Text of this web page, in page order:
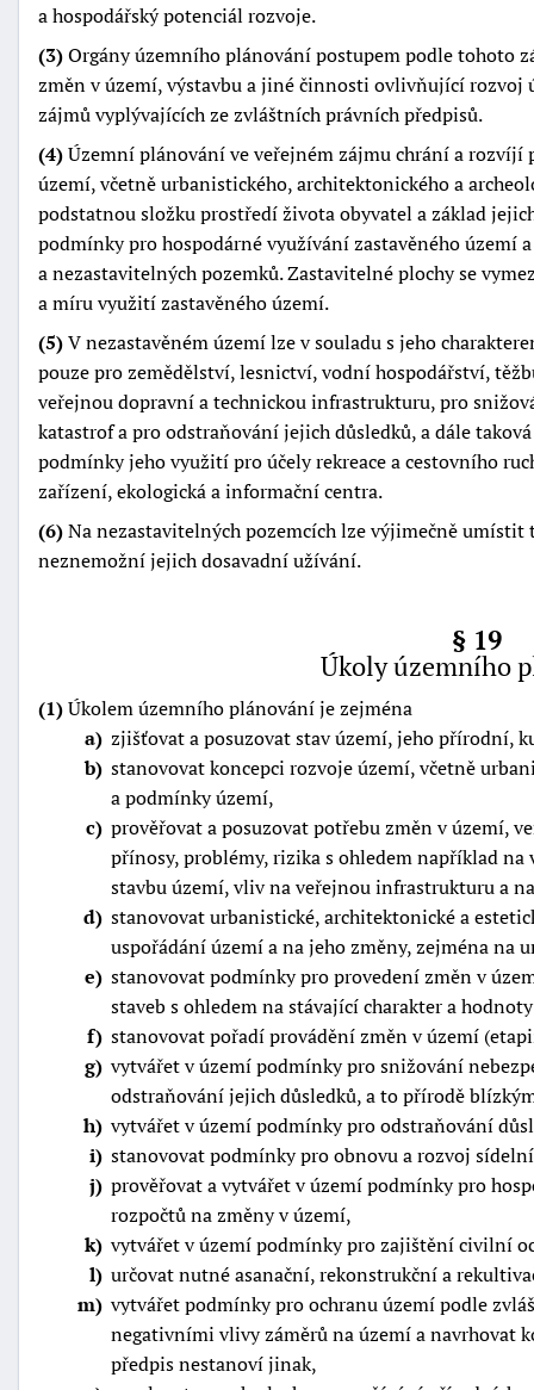
a hospodářský potenciál rozvoje.
(3)Orgány územního plánování postupem podle tohoto
změn v území, výstavbu a jiné činnosti ovlivňující rozvoj
zájmů vyplývajících ze zvláštních právních předpisů.
(4)Územní plánování ve veřejném zájmu chrání a
území, včetně urbanistického, architektonického a
podstatnou složku prostředí života obyvatel a základ
podmínky pro hospodárné využívání zastavěného území
a nezastavitelných pozemků. Zastavitelné plochy se
a míru využití zastavěného území.
(5)V nezastavěném území lze v souladu s jeho
pouze pro zemědělství, lesnictví, vodní hospodářství,
veřejnou dopravní a technickou infrastrukturu, pro
katastrof a pro odstraňování jejich důsledků, a dále
podmínky jeho využití pro účely rekreace a cestovního
zařízení, ekologická a informační centra.
(6)Na nezastavitelných pozemcích lze výjimečně
neznemožní jejich dosavadní užívání.
§ 19
Úkoly územního
(1)Úkolem územního plánování je zejména
a zjišťovat a posuzovat stav území, jeho přírodní,
b stanovovat koncepci rozvoje území, včetně
a podmínky území,
c prověřovat a posuzovat potřebu změn v území,
přínosy, problémy, rizika s ohledem například
stavbu území, vliv na veřejnou infrastrukturu a
d stanovovat urbanistické, architektonické a
uspořádání území a na jeho změny, zejména na
e stanovovat podmínky pro provedení změn v
staveb s ohledem na stávající charakter a
f stanovovat pořadí provádění změn v území
g vytvářet v území podmínky pro snižování
odstraňování jejich důsledků, a to přírodě
h vytvářet v území podmínky pro odstraňování
i stanovovat podmínky pro obnovu a rozvoj
j prověřovat a vytvářet v území podmínky pro
rozpočtů na změny v území,
k vytvářet v území podmínky pro zajištění civilní
l určovat nutné asanační, rekonstrukční a
m vytvářet podmínky pro ochranu území podle
negativními vlivy záměrů na území a navrhovat
předpis nestanoví jinak,